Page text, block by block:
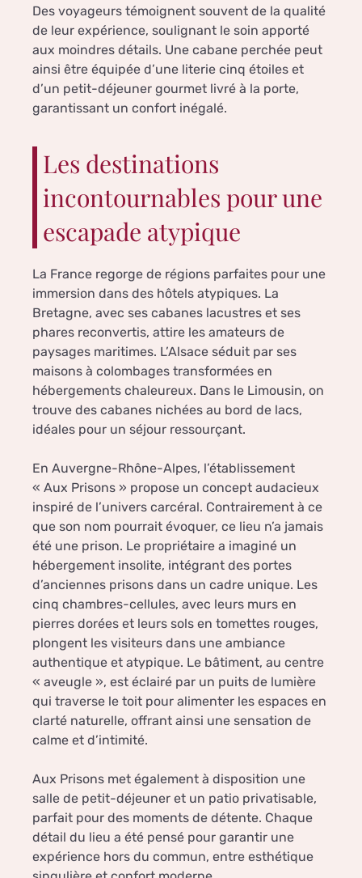
Des voyageurs témoignent souvent de la qualité
de leur expérience, soulignant le soin apporté
aux moindres détails. Une cabane perchée peut
ainsi être équipée d’une literie cinq étoiles et
d’un petit-déjeuner gourmet livré à la porte,
garantissant un confort inégalé.
Les destinations
incontournables pour une
escapade atypique
La France regorge de régions parfaites pour une
immersion dans des hôtels atypiques. La
Bretagne, avec ses cabanes lacustres et ses
phares reconvertis, attire les amateurs de
paysages maritimes. L’Alsace séduit par ses
maisons à colombages transformées en
hébergements chaleureux. Dans le Limousin, on
trouve des cabanes nichées au bord de lacs,
idéales pour un séjour ressourçant.
En Auvergne-Rhône-Alpes, l’établissement
« Aux Prisons » propose un concept audacieux
inspiré de l’univers carcéral. Contrairement à ce
que son nom pourrait évoquer, ce lieu n’a jamais
été une prison. Le propriétaire a imaginé un
hébergement insolite, intégrant des portes
d’anciennes prisons dans un cadre unique. Les
cinq chambres-cellules, avec leurs murs en
pierres dorées et leurs sols en tomettes rouges,
plongent les visiteurs dans une ambiance
authentique et atypique. Le bâtiment, au centre
« aveugle », est éclairé par un puits de lumière
qui traverse le toit pour alimenter les espaces en
clarté naturelle, offrant ainsi une sensation de
calme et d’intimité.
Aux Prisons met également à disposition une
salle de petit-déjeuner et un patio privatisable,
parfait pour des moments de détente. Chaque
détail du lieu a été pensé pour garantir une
expérience hors du commun, entre esthétique